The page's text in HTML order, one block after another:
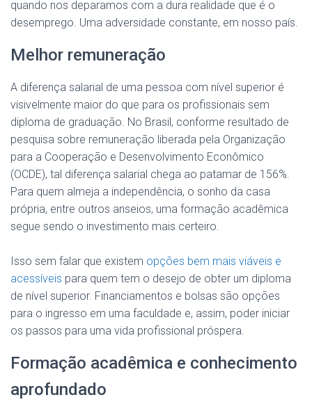
quando nos deparamos com a dura realidade que é o
desemprego. Uma adversidade constante, em nosso país.
Melhor remuneração
A diferença salarial de uma pessoa com nível superior é
visivelmente maior do que para os profissionais sem
diploma de graduação. No Brasil, conforme resultado de
pesquisa sobre remuneração liberada pela Organização
para a Cooperação e Desenvolvimento Econômico
(OCDE), tal diferença salarial chega ao patamar de 156%.
Para quem almeja a independência, o sonho da casa
própria, entre outros anseios, uma formação acadêmica
segue sendo o investimento mais certeiro.
Isso sem falar que existem opções bem mais viáveis e
acessíveis para quem tem o desejo de obter um diploma
de nível superior. Financiamentos e bolsas são opções
para o ingresso em uma faculdade e, assim, poder iniciar
os passos para uma vida profissional próspera.
Formação acadêmica e conhecimento
aprofundado